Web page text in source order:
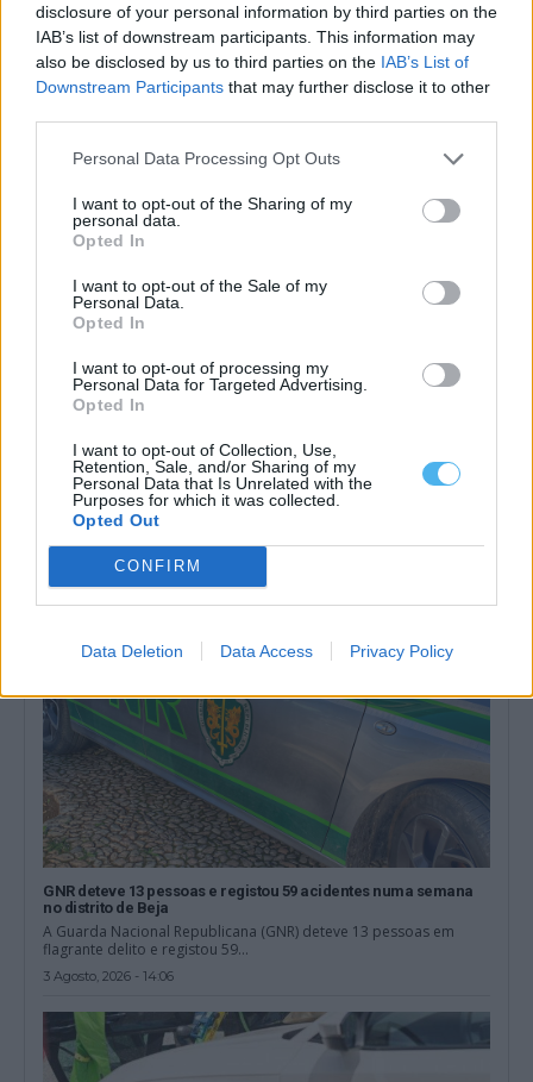
disclosure of your personal information by third parties on the
IAB’s list of downstream participants. This information may
also be disclosed by us to third parties on the IAB’s List of
Downstream Participants that may further disclose it to other
Personal Data Processing Opt Outs
I want to opt-out of the Sharing of my
personal data.
Opted In
I want to opt-out of the Sale of my
Personal Data.
Opted In
I want to opt-out of processing my
Personal Data for Targeted Advertising.
Opted In
I want to opt-out of Collection, Use,
Retention, Sale, and/or Sharing of my
Personal Data that Is Unrelated with the
Purposes for which it was collected.
Opted Out
CONFIRM
Data Deletion Data Access Privacy Policy
Arronches: Incêndio agrícola mobiliza mais de meia centena
de operacionais
Um incêndio deflagrou esta quinta-feira, dia 6 de agosto, no
Monte do Vidigão de...
Três pessoas morreram em zonas balneares do Alentejo desde
maio
Três pessoas morreram em zonas balneares do Alentejo entre 1
de maio e 31...
GNR deteve 13 pessoas e registou 59 acidentes numa semana
no distrito de Beja
A Guarda Nacional Republicana (GNR) deteve 13 pessoas em
flagrante delito e registou 59...
3 Agosto, 2026 - 14:06